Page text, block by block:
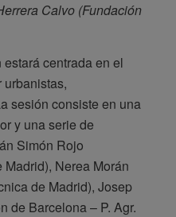
Calvo (Fundación
centrada en el
urbanistas,
sesión consiste en una
y una serie de
Simón Rojo
Nerea Morán
de Madrid), Josep
de Barcelona – P. Agr.